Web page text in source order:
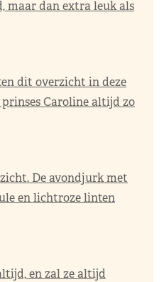
maar dan extra leuk als
dit overzicht in deze
Caroline altijd zo
De avondjurk met
en lichtroze linten
en zal ze altijd